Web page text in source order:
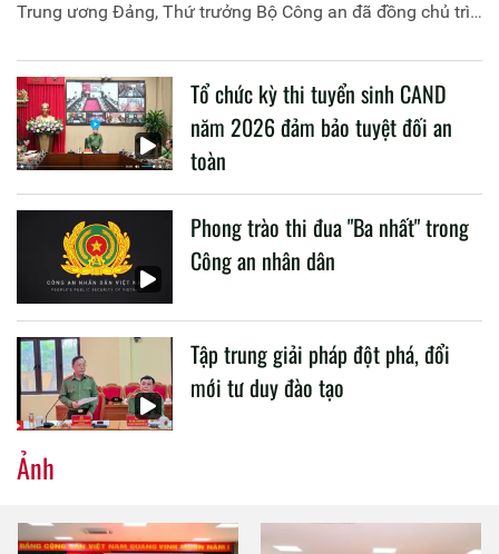
Trung ương Đảng, Thứ trưởng Bộ Công an đã đồng chủ trì
liên quan đến công tác giáo dục và đào tạo của lực lượng
CAND.
Tổ chức kỳ thi tuyển sinh CAND
năm 2026 đảm bảo tuyệt đối an
toàn
Phong trào thi đua "Ba nhất" trong
Công an nhân dân
Tập trung giải pháp đột phá, đổi
mới tư duy đào tạo
Ảnh